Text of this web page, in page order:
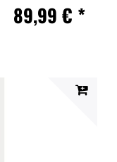
89,99 € *